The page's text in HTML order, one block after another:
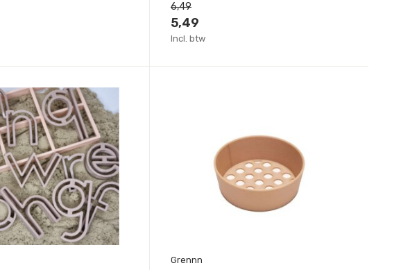
6,49
5,49
Incl. btw
Grennn